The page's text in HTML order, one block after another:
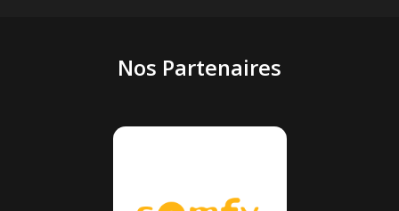
Nos Partenaires